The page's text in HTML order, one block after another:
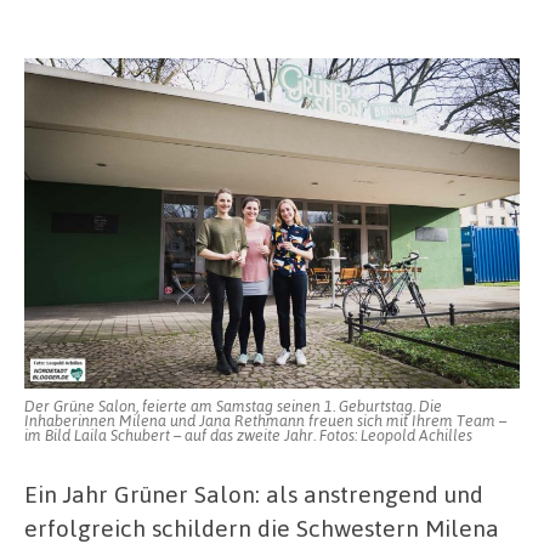
Der Grüne Salon, feierte am Samstag seinen 1. Geburtstag. Die
Inhaberinnen Milena und Jana Rethmann freuen sich mit Ihrem Team –
im Bild Laila Schubert – auf das zweite Jahr. Fotos: Leopold Achilles
Ein Jahr Grüner Salon: als anstrengend und
erfolgreich schildern die Schwestern Milena